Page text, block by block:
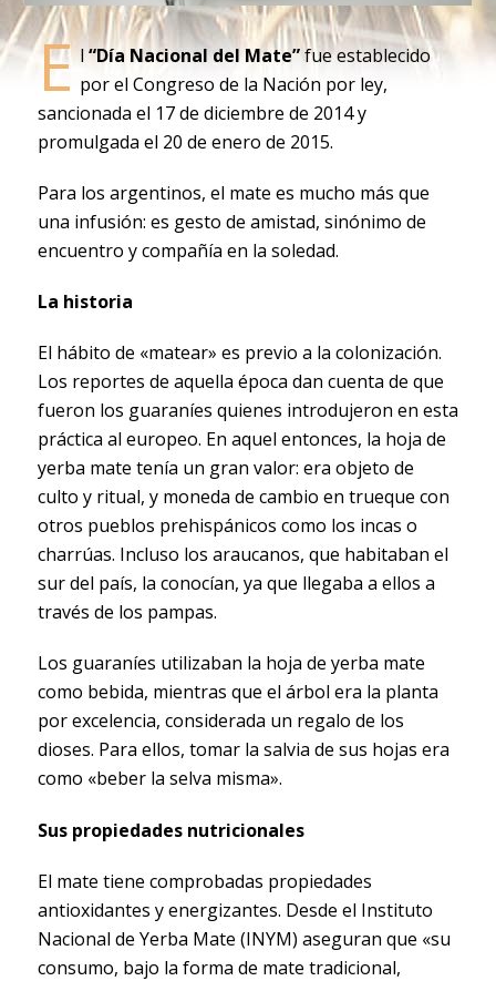
E l “Día Nacional del Mate”fue establecido
por el Congreso de la Nación por ley,
sancionada el 17 de diciembre de 2014 y
promulgada el 20 de enero de 2015.
Para los argentinos, el mate es mucho más que
una infusión: es gesto de amistad, sinónimo de
encuentro y compañía en la soledad.
La historia
El hábito de «matear» es previo a la colonización.
Los reportes de aquella época dan cuenta de que
fueron los guaraníes quienes introdujeron en esta
práctica al europeo. En aquel entonces, la hoja de
yerba mate tenía un gran valor: era objeto de
culto y ritual, y moneda de cambio en trueque con
otros pueblos prehispánicos como los incas o
charrúas. Incluso los araucanos, que habitaban el
sur del país, la conocían, ya que llegaba a ellos a
través de los pampas.
Los guaraníes utilizaban la hoja de yerba mate
como bebida, mientras que el árbol era la planta
por excelencia, considerada un regalo de los
dioses. Para ellos, tomar la salvia de sus hojas era
como «beber la selva misma».
Sus propiedades nutricionales
El mate tiene comprobadas propiedades
antioxidantes y energizantes. Desde el Instituto
Nacional de Yerba Mate (INYM) aseguran que «su
consumo, bajo la forma de mate tradicional,